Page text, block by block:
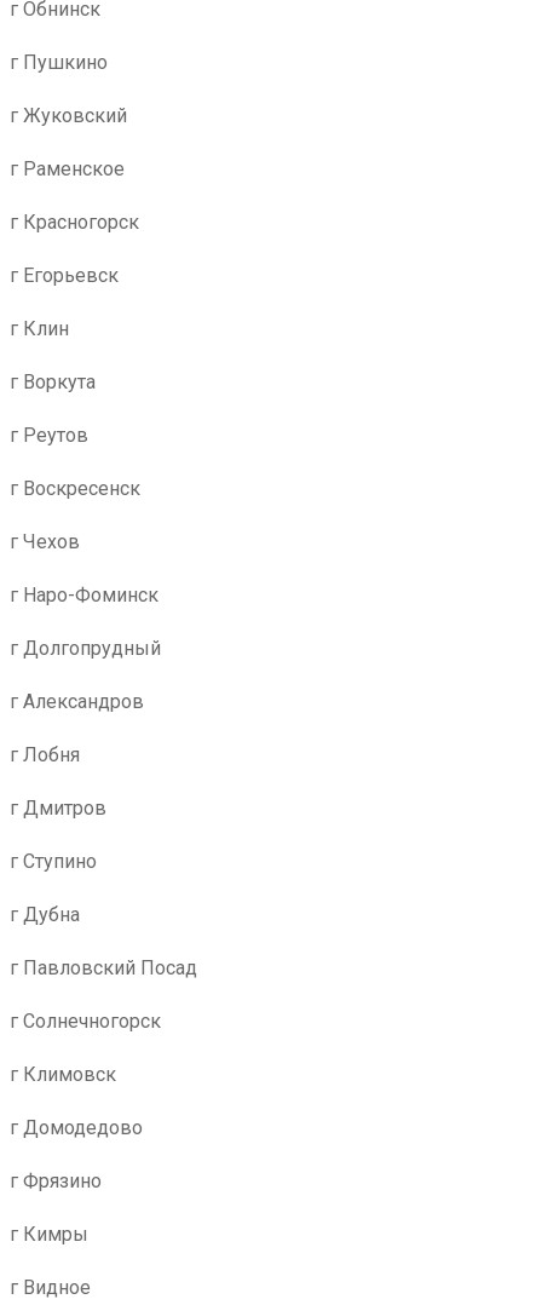
г Обнинск
г Пушкино
г Жуковский
г Раменское
г Красногорск
г Егорьевск
г Клин
г Воркута
г Реутов
г Воскресенск
г Чехов
г Наро-Фоминск
г Долгопрудный
г Александров
г Лобня
г Дмитров
г Ступино
г Дубна
г Павловский Посад
г Солнечногорск
г Климовск
г Домодедово
г Фрязино
г Кимры
г Видное